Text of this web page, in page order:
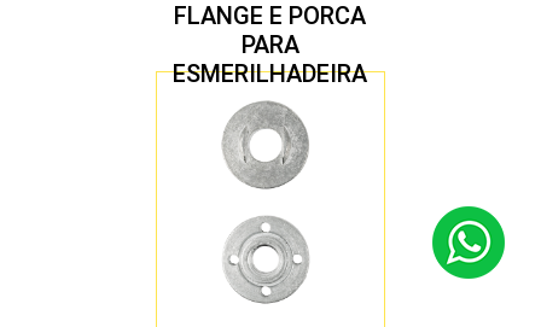
FLANGE E PORCA
PARA
ESMERILHADEIRA
4.1/2″ 22,23 MM